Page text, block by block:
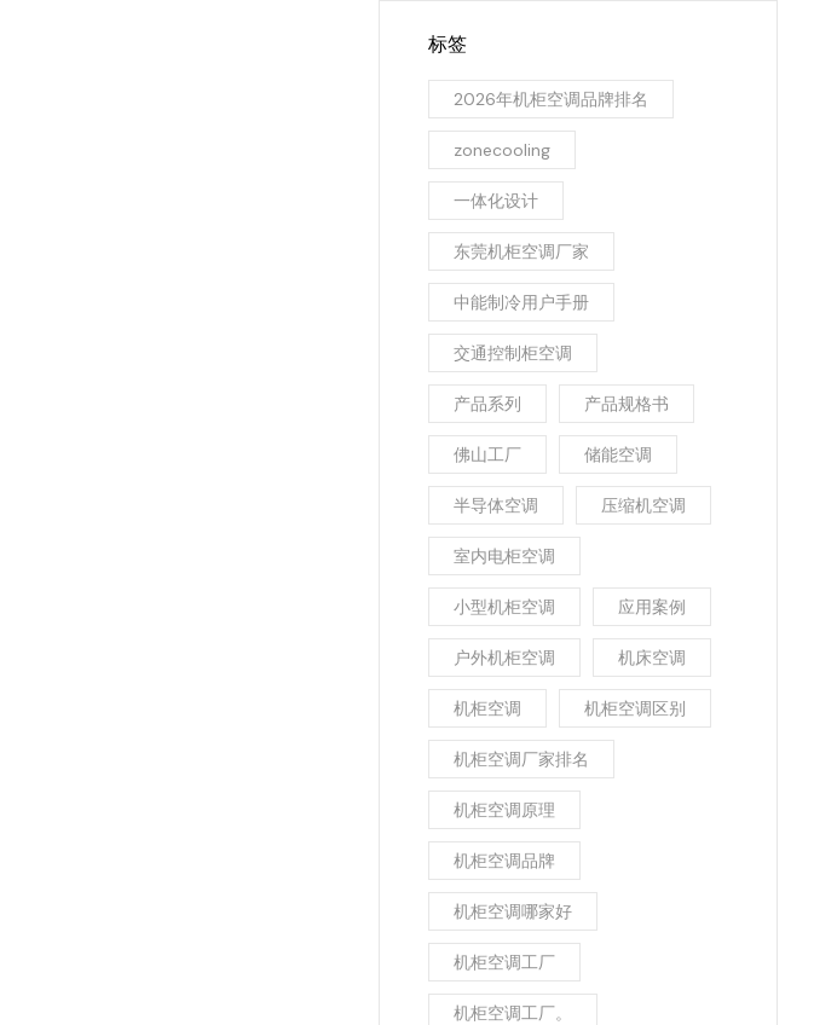
标签
2026年机柜空调品牌排名
zonecooling
一体化设计
东莞机柜空调厂家
中能制冷用户手册
交通控制柜空调
产品系列 产品规格书
佛山工厂 储能空调
半导体空调 压缩机空调
室内电柜空调
小型机柜空调 应用案例
户外机柜空调 机床空调
机柜空调 机柜空调区别
机柜空调厂家排名
机柜空调原理
机柜空调品牌
机柜空调哪家好
机柜空调工厂
机柜空调工厂。